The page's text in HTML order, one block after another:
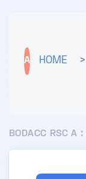
A HOME >
BODACC RSC A :